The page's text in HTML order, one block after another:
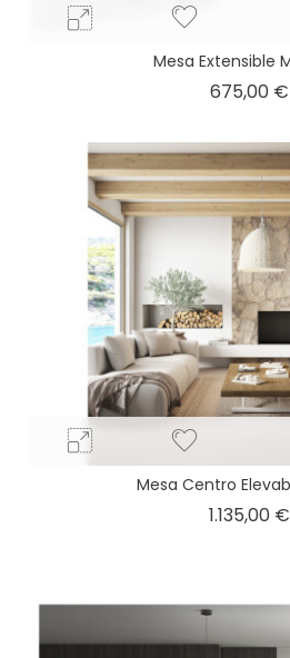
Mesa Extensible
675,00 €
Mesa Centro
1.135,00 €